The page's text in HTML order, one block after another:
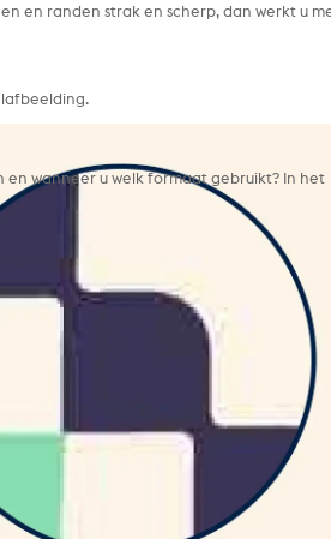
en randen strak en scherp, dan werkt u
wanneer u welk formaat gebruikt? In het